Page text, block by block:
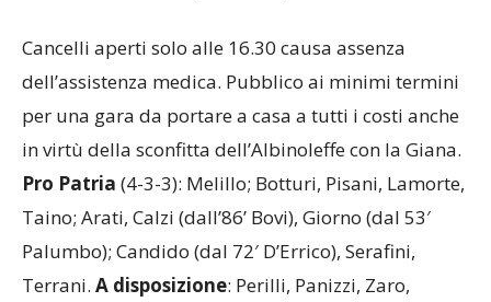
Cancelli aperti solo alle 16.30 causa assenza
dell’assistenza medica. Pubblico ai minimi termini
per una gara da portare a casa a tutti i costi anche
in virtù della sconfitta dell’Albinoleffe con la Giana.
Pro Patria (4-3-3): Melillo; Botturi, Pisani, Lamorte,
Taino; Arati, Calzi (dall’86’ Bovi), Giorno (dal 53′
Palumbo); Candido (dal 72′ D’Errico), Serafini,
Terrani. A disposizione: Perilli, Panizzi, Zaro,